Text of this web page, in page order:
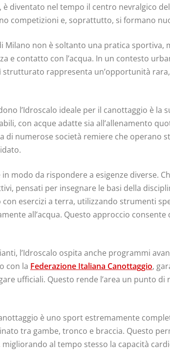
diventato nel tempo il centro nevralgico
competizioni e, soprattutto, si formano
Milano non è soltanto una pratica sportiva,
e contatto con l’acqua. In un contesto
strutturato rappresenta un’opportunità
l’Idroscalo ideale per il canottaggio è la
con acque adatte sia all’allenamento
di numerose società remiere che operano
modo da rispondere a esigenze diverse.
pensati per insegnare le basi della
esercizi a terra, utilizzando strumenti
all’acqua. Questo approccio
l’Idroscalo ospita anche programmi
con la Federazione Italiana Canottaggio,
ufficiali. Questo rende l’area un punto
è uno sport estremamente
tra gambe, tronco e braccia. Questo
al tempo stesso la capacità